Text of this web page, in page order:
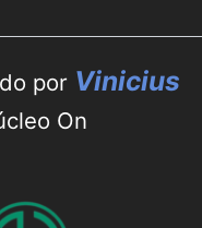
por Vinicius
On